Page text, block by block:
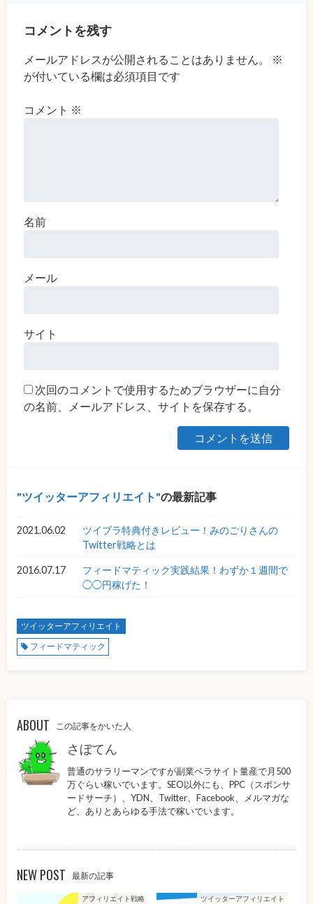
コメントを残す
メールアドレスが公開されることはありません。
※
が付いている欄は必須項目です
コメント ※
名前
メール
サイト
次回のコメントで使用するためブラウザーに自分
の名前、メールアドレス、サイトを保存する。
ツイッターアフィリエイト の最新記事
2021.06.02
ツイブラ特典付きレビュー！みのごりさんの
Twitter戦略とは
2016.07.17
フィードマティック実践結果！わずか１週間で
◯◯円稼げた！
ツイッターアフィリエイト
フィードマティック
ABOUT この記事をかいた人
さぼてん
普通のサラリーマンですが副業ペラサイト量産で月500
万ぐらい稼いでいます。SEO以外にも、PPC（スポンサ
ードサーチ）、YDN、Twitter、Facebook、メルマガな
ど、ありとあらゆる手法で稼いでいます。
NEW POST 最新の記事
アフィリエイト戦略 ツイッターアフィリエイト